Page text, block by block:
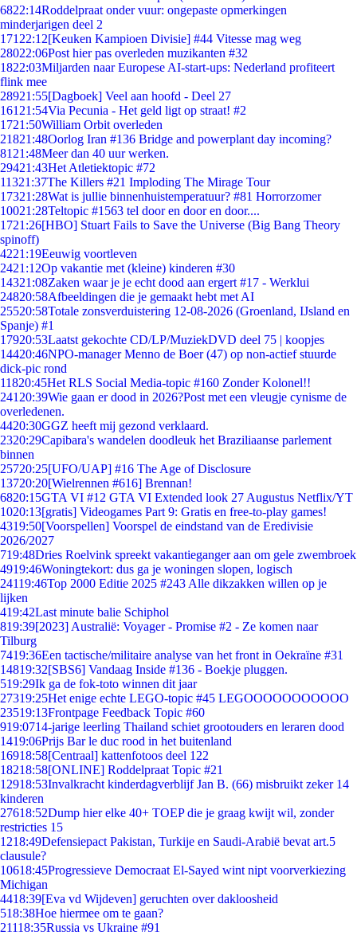
6822:14Roddelpraat onder vuur: ongepaste opmerkingen
minderjarigen deel 2
171 22:12[Keuken Kampioen Divisie] #44 Vitesse mag weg
28022:06Post hier pas overleden muzikanten #32
1822:03Miljarden naar Europese AI-start-ups: Nederland profiteert
flink mee
28921:55[Dagboek] Veel aan hoofd - Deel 27
161 21:54Via Pecunia - Het geld ligt op straat! #2
1721:50William Orbit overleden
21821:48Oorlog Iran #136 Bridge and powerplant day incoming?
81 21:48Meer dan 40 uur werken.
29421:43Het Atletiektopic #72
11321:37The Killers #21 Imploding The Mirage Tour
17321:28Wat is jullie binnenhuistemperatuur? #81 Horrorzomer
10021:28Teltopic #1563 tel door en door en door....
1721:26[HBO] Stuart Fails to Save the Universe (Big Bang Theory
spinoff)
4221:19Eeuwig voortleven
2421:12Op vakantie met (kleine) kinderen #30
14321:08Zaken waar je je echt dood aan ergert #17 - Werklui
24820:58Afbeeldingen die je gemaakt hebt met AI
25520:58Totale zonsverduistering 12-08-2026 (Groenland, IJsland en
Spanje) #1
17920:53Laatst gekochte CD/LP/MuziekDVD deel 75 | koopjes
14420:46NPO-manager Menno de Boer (47) op non-actief stuurde
dick-pic rond
11820:45Het RLS Social Media-topic #160 Zonder Kolonel!!
241 20:39Wie gaan er dood in 2026?Post met een vleugje cynisme de
overledenen.
4420:30GGZ heeft mij gezond verklaard.
2320:29Capibara's wandelen doodleuk het Braziliaanse parlement
binnen
25720:25[UFO/UAP] #16 The Age of Disclosure
13720:20[Wielrennen #616] Brennan!
6820:15GTA VI #12 GTA VI Extended look 27 Augustus Netflix/YT
1020:13[gratis] Videogames Part 9: Gratis en free-to-play games!
4319:50[Voorspellen] Voorspel de eindstand van de Eredivisie
2026/2027
719:48Dries Roelvink spreekt vakantieganger aan om gele zwembroek
4919:46Woningtekort: dus ga je woningen slopen, logisch
24119:46Top 2000 Editie 2025 #243 Alle dikzakken willen op je
lijken
419:42Last minute balie Schiphol
819:39[2023] Australië: Voyager - Promise #2 - Ze komen naar
Tilburg
7419:36Een tactische/militaire analyse van het front in Oekraïne #31
14819:32[SBS6] Vandaag Inside #136 - Boekje pluggen.
519:29Ik ga de fok-toto winnen dit jaar
27319:25Het enige echte LEGO-topic #45 LEGOOOOOOOOOOO
23519:13Frontpage Feedback Topic #60
919:0714-jarige leerling Thailand schiet grootouders en leraren dood
1419:06Prijs Bar le duc rood in het buitenland
16918:58[Centraal] kattenfotoos deel 122
18218:58[ONLINE] Roddelpraat Topic #21
12918:53Invalkracht kinderdagverblijf Jan B. (66) misbruikt zeker 14
kinderen
27618:52Dump hier elke 40+ TOEP die je graag kwijt wil, zonder
restricties 15
1218:49Defensiepact Pakistan, Turkije en Saudi-Arabië bevat art.5
clausule?
10618:45Progressieve Democraat El-Sayed wint nipt voorverkiezing
Michigan
4418:39[Eva vd Wijdeven] geruchten over dakloosheid
518:38Hoe hiermee om te gaan?
21118:35Russia vs Ukraine #91